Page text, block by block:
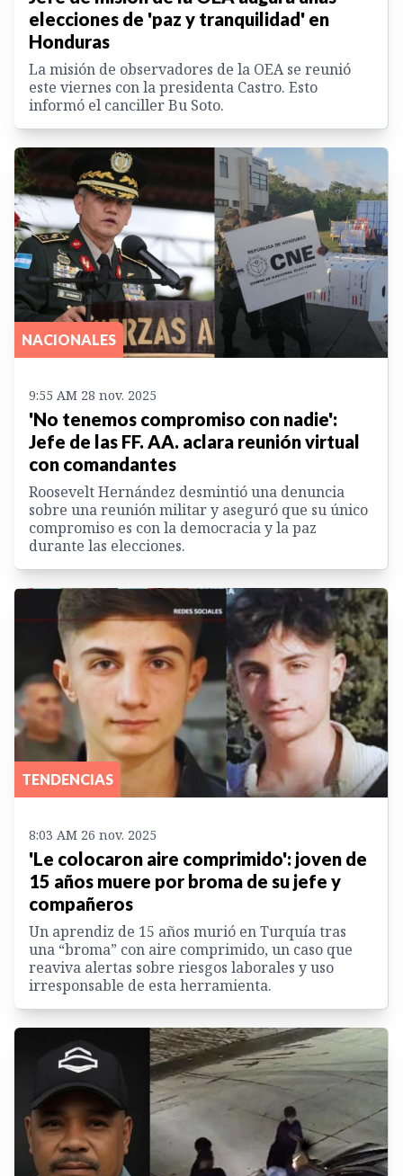
elecciones de 'paz y tranquilidad' en
Honduras
La misión de observadores de la OEA se reunió
este viernes con la presidenta Castro. Esto
informó el canciller Bu Soto.
NACIONALES
9:55 AM 28 nov. 2025
'No tenemos compromiso con nadie':
Jefe de las FF. AA. aclara reunión virtual
con comandantes
Roosevelt Hernández desmintió una denuncia
sobre una reunión militar y aseguró que su único
compromiso es con la democracia y la paz
durante las elecciones.
TENDENCIAS
8:03 AM 26 nov. 2025
'Le colocaron aire comprimido': joven de
15 años muere por broma de su jefe y
compañeros
Un aprendiz de 15 años murió en Turquía tras
una “broma” con aire comprimido, un caso que
reaviva alertas sobre riesgos laborales y uso
irresponsable de esta herramienta.